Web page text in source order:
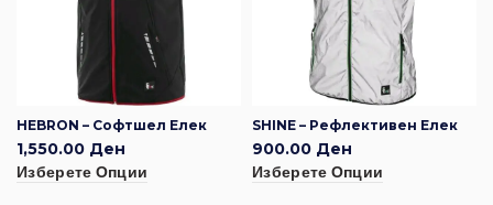
HEBRON – Софтшел Елек
1,550.00 Ден
Изберете Опции
SHINE – Рефлективен Елек
900.00 Ден
Изберете Опции